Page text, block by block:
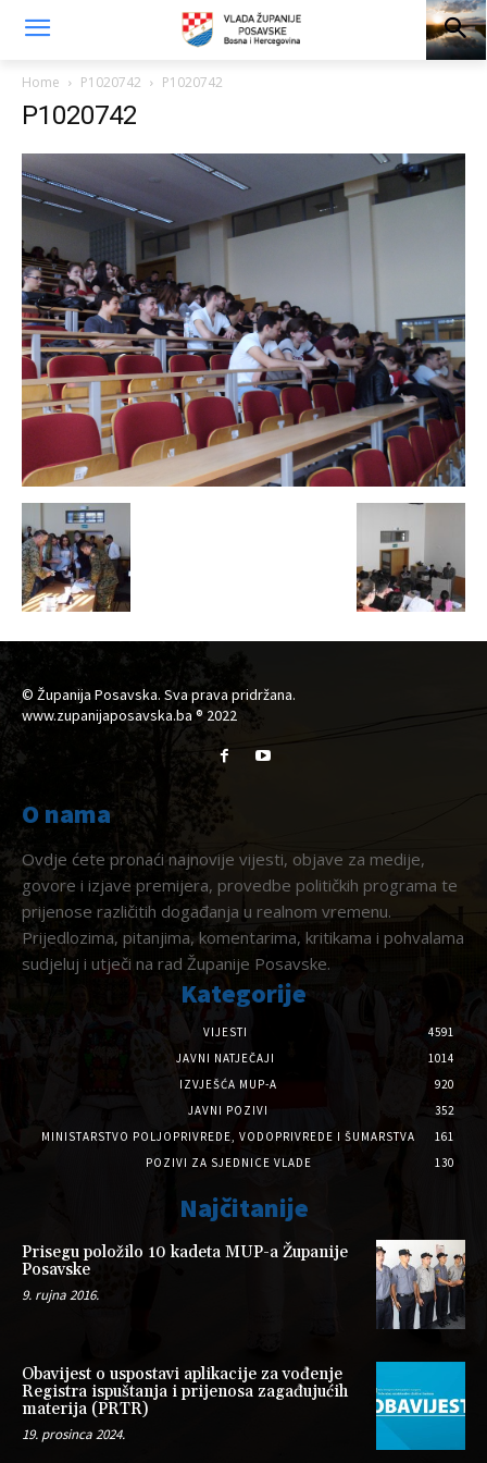
Home P1020742 P1020742
P1020742
© Županija Posavska. Sva prava pridržana.
www.zupanijaposavska.ba ® 2022
O nama
Ovdje ćete pronaći najnovije vijesti, objave za medije,
govore i izjave premijera, provedbe političkih programa te
prijenose različitih događanja u realnom vremenu.
Prijedlozima, pitanjima, komentarima, kritikama i pohvalama
sudjeluj i utječi na rad Županije Posavske.
Kategorije
VIJESTI
4591
JAVNI NATJEČAJI
1014
IZVJEŠĆA MUP-A
920
JAVNI POZIVI
352
MINISTARSTVO POLJOPRIVREDE, VODOPRIVREDE I ŠUMARSTVA
161
POZIVI ZA SJEDNICE VLADE
130
Najčitanije
Prisegu položilo 10 kadeta MUP-a Županije
Posavske
9. rujna 2016.
Obavijest o uspostavi aplikacije za vođenje
Registra ispuštanja i prijenosa zagađujućih
materija (PRTR)
19. prosinca 2024.